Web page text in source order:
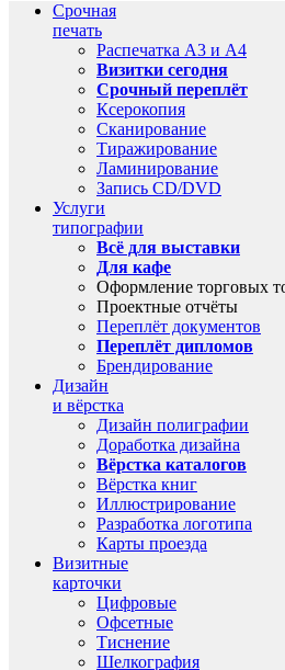
Срочная
печать
Распечатка А3 и А4
Визитки сегодня
Срочный переплёт
Ксерокопия
Сканирование
Тиражирование
Ламинирование
Запись CD/DVD
Услуги
типографии
Всё для выставки
Для кафе
Оформление торговых
Проектные отчёты
Переплёт документов
Переплёт дипломов
Брендирование
Дизайн
и вёрстка
Дизайн полиграфии
Доработка дизайна
Вёрстка каталогов
Вёрстка книг
Иллюстрирование
Разработка логотипа
Карты проезда
Визитные
карточки
Цифровые
Офсетные
Тиснение
Шелкография